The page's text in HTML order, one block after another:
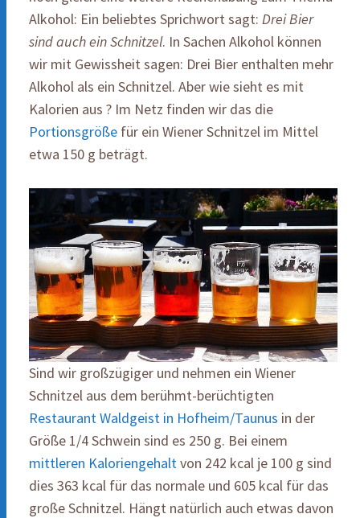
Alkohol: Ein beliebtes Sprichwort sagt: Drei Bier
sind auch ein Schnitzel. In Sachen Alkohol können
wir mit Gewissheit sagen: Drei Bier enthalten mehr
Alkohol als ein Schnitzel. Aber wie sieht es mit
Kalorien aus ? Im Netz finden wir das die
Portionsgröße für ein Wiener Schnitzel im Mittel
etwa 150 g beträgt.
Sind wir großzügiger und nehmen ein Wiener
Schnitzel aus dem berühmt-berüchtigten
Restaurant Waldgeist in Hofheim/Taunus in der
Größe 1/4 Schwein sind es 250 g. Bei einem
mittleren Kaloriengehaltvon 242 kcal je 100 g sind
dies 363 kcal für das normale und 605 kcal für das
große Schnitzel. Hängt natürlich auch etwas davon